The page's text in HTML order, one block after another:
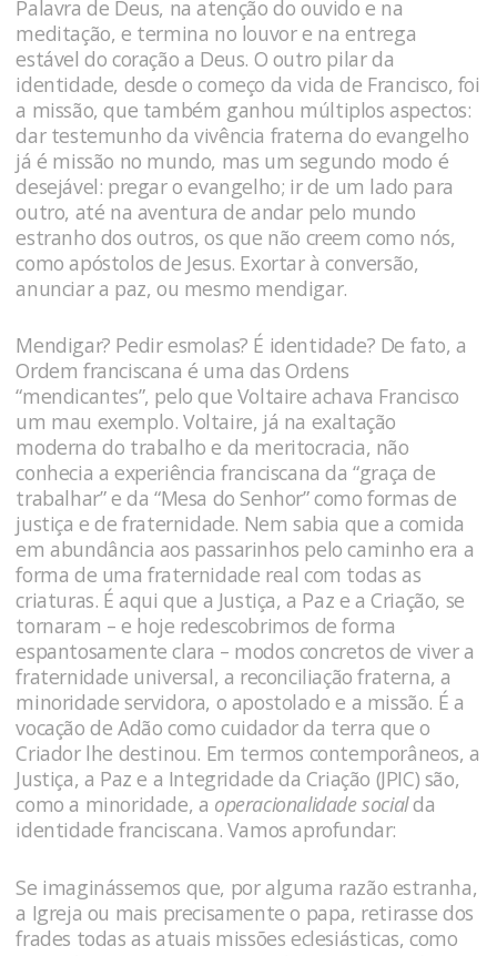
Palavra de Deus, na atenção do ouvido e na
meditação, e termina no louvor e na entrega
estável do coração a Deus. O outro pilar da
identidade, desde o começo da vida de Francisco, foi
a missão, que também ganhou múltiplos aspectos:
dar testemunho da vivência fraterna do evangelho
já é missão no mundo, mas um segundo modo é
desejável: pregar o evangelho; ir de um lado para
outro, até na aventura de andar pelo mundo
estranho dos outros, os que não creem como nós,
como apóstolos de Jesus. Exortar à conversão,
anunciar a paz, ou mesmo mendigar.
Mendigar? Pedir esmolas? É identidade? De fato, a
Ordem franciscana é uma das Ordens
“mendicantes”, pelo que Voltaire achava Francisco
um mau exemplo. Voltaire, já na exaltação
moderna do trabalho e da meritocracia, não
conhecia a experiência franciscana da “graça de
trabalhar” e da “Mesa do Senhor” como formas de
justiça e de fraternidade. Nem sabia que a comida
em abundância aos passarinhos pelo caminho era a
forma de uma fraternidade real com todas as
criaturas. É aqui que a Justiça, a Paz e a Criação, se
tornaram – e hoje redescobrimos de forma
espantosamente clara – modos concretos de viver a
fraternidade universal, a reconciliação fraterna, a
minoridade servidora, o apostolado e a missão. É a
vocação de Adão como cuidador da terra que o
Criador lhe destinou. Em termos contemporâneos, a
Justiça, a Paz e a Integridade da Criação (JPIC) são,
como a minoridade, a operacionalidade socialda
identidade franciscana. Vamos aprofundar:
Se imaginássemos que, por alguma razão estranha,
a Igreja ou mais precisamente o papa, retirasse dos
frades todas as atuais missões eclesiásticas, como